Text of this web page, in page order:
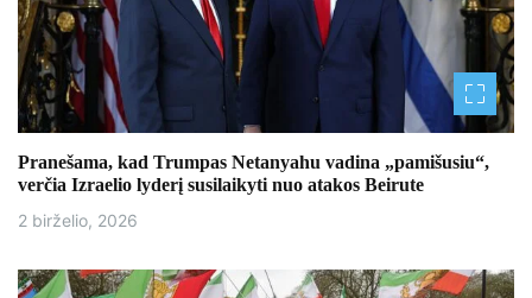
į
r
a
š
ų
Pranešama, kad Trumpas Netanyahu vadina „pamišusiu“,
verčia Izraelio lyderį susilaikyti nuo atakos Beirute
2 birželio, 2026